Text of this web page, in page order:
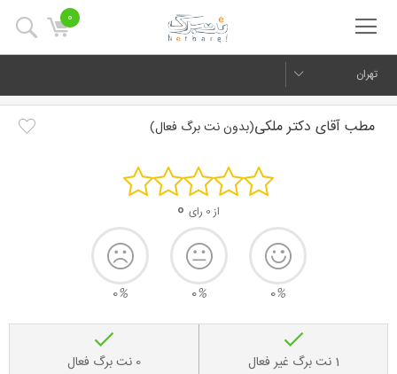
0
تهران
مطب آقای دکتر ملکی(بدون نت برگ فعال)
از 0 رای 0
0%
0%
0%
1 نت برگ غیر فعال 0 نت برگ فعال